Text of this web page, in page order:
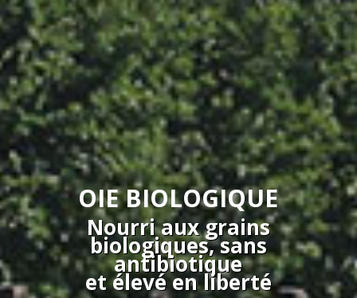
OIE BIOLOGIQUE
Nourri aux grains
biologiques, sans
antibiotique
et élevé en liberté